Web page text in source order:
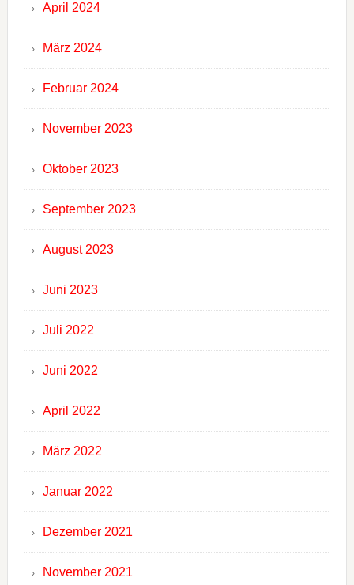
April 2024
März 2024
Februar 2024
November 2023
Oktober 2023
September 2023
August 2023
Juni 2023
Juli 2022
Juni 2022
April 2022
März 2022
Januar 2022
Dezember 2021
November 2021